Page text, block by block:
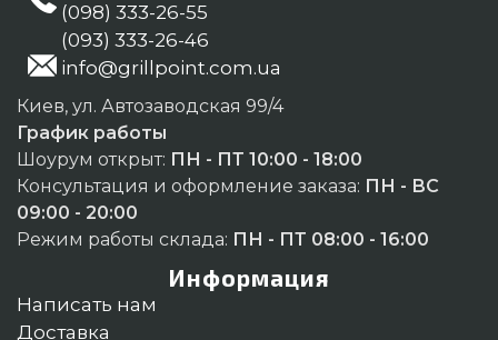
(098) 333-26-55
(093) 333-26-46
info@grillpoint.com.ua
Киев, ул. Автозаводская 99/4
График работы
Шоурум открыт: ПН - ПТ 10:00 - 18:00
Консультация и оформление заказа: ПН - ВС
09:00 - 20:00
Режим работы склада: ПН - ПТ 08:00 - 16:00
Информация
Написать нам
Доставка